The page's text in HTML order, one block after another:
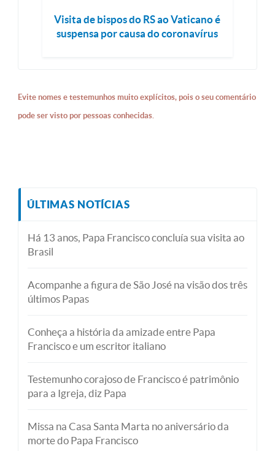
Visita de bispos do RS ao Vaticano é
suspensa por causa do coronavírus
Evite nomes e testemunhos muito explícitos, pois o seu comentário
pode ser visto por pessoas conhecidas.
ÚLTIMAS NOTÍCIAS
Há 13 anos, Papa Francisco concluía sua visita ao
Brasil
Acompanhe a figura de São José na visão dos três
últimos Papas
Conheça a história da amizade entre Papa
Francisco e um escritor italiano
Testemunho corajoso de Francisco é patrimônio
para a Igreja, diz Papa
Missa na Casa Santa Marta no aniversário da
morte do Papa Francisco